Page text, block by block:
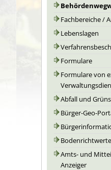
Fachbereiche /
Lebenslagen
Formulare
Formulare von
Abfall und
Bürger-Geo-
Bodenrichtwerte
Amts- und
Anzeiger